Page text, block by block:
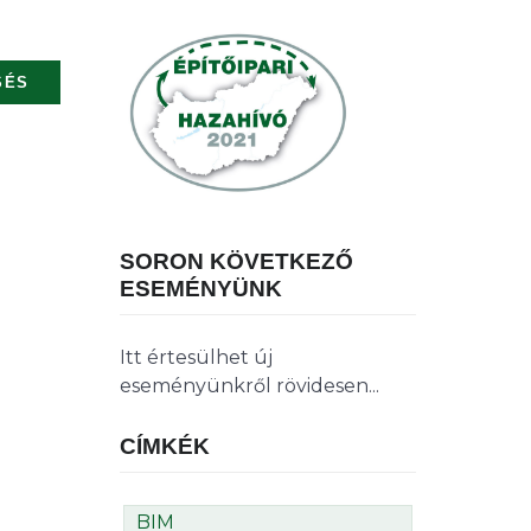
SORON KÖVETKEZŐ
ESEMÉNYÜNK
Itt értesülhet új
eseményünkről rövidesen...
CÍMKÉK
BIM